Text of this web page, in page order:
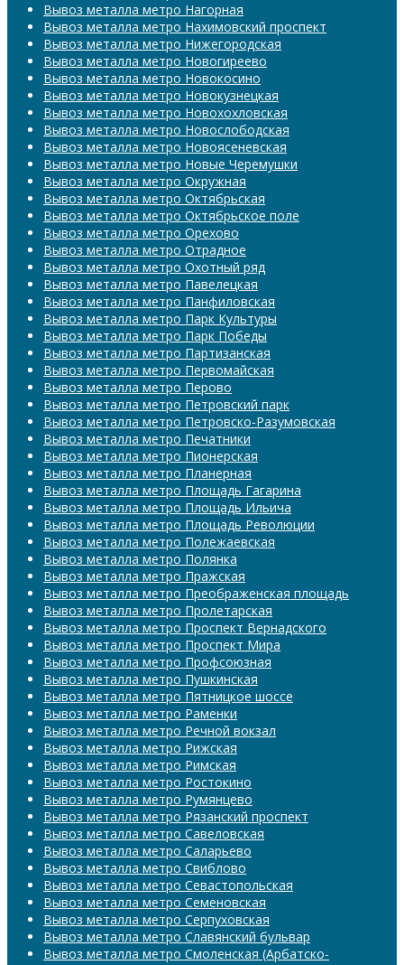
Вывоз металла метро Нагорная
Вывоз металла метро Нахимовский проспект
Вывоз металла метро Нижегородская
Вывоз металла метро Новогиреево
Вывоз металла метро Новокосино
Вывоз металла метро Новокузнецкая
Вывоз металла метро Новохохловская
Вывоз металла метро Новослободская
Вывоз металла метро Новоясеневская
Вывоз металла метро Новые Черемушки
Вывоз металла метро Окружная
Вывоз металла метро Октябрьская
Вывоз металла метро Октябрьское поле
Вывоз металла метро Орехово
Вывоз металла метро Отрадное
Вывоз металла метро Охотный ряд
Вывоз металла метро Павелецкая
Вывоз металла метро Панфиловская
Вывоз металла метро Парк Культуры
Вывоз металла метро Парк Победы
Вывоз металла метро Партизанская
Вывоз металла метро Первомайская
Вывоз металла метро Перово
Вывоз металла метро Петровский парк
Вывоз металла метро Петровско-Разумовская
Вывоз металла метро Печатники
Вывоз металла метро Пионерская
Вывоз металла метро Планерная
Вывоз металла метро Площадь Гагарина
Вывоз металла метро Площадь Ильича
Вывоз металла метро Площадь Революции
Вывоз металла метро Полежаевская
Вывоз металла метро Полянка
Вывоз металла метро Пражская
Вывоз металла метро Преображенская площадь
Вывоз металла метро Пролетарская
Вывоз металла метро Проспект Вернадского
Вывоз металла метро Проспект Мира
Вывоз металла метро Профсоюзная
Вывоз металла метро Пушкинская
Вывоз металла метро Пятницкое шоссе
Вывоз металла метро Раменки
Вывоз металла метро Речной вокзал
Вывоз металла метро Рижская
Вывоз металла метро Римская
Вывоз металла метро Ростокино
Вывоз металла метро Румянцево
Вывоз металла метро Рязанский проспект
Вывоз металла метро Савеловская
Вывоз металла метро Саларьево
Вывоз металла метро Свиблово
Вывоз металла метро Севастопольская
Вывоз металла метро Семеновская
Вывоз металла метро Серпуховская
Вывоз металла метро Славянский бульвар
Вывоз металла метро Смоленская (Арбатско-